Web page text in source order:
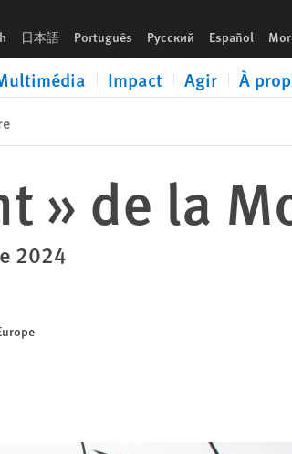
日本語 Português Русский Español
Impact Agir À
» de la
2024